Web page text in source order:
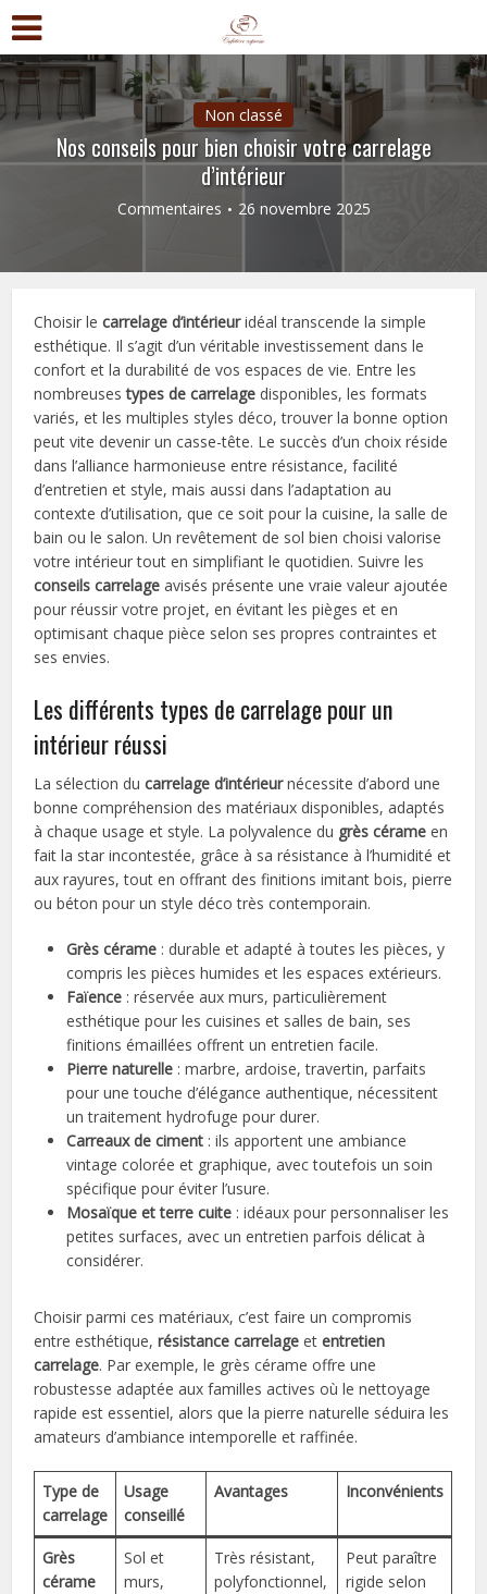
Non classé
Nos conseils pour bien choisir votre carrelage
d’intérieur
Commentaires 26 novembre 2025
Choisir lecarrelage d’intérieuridéal transcende la simple
esthétique. Il s’agit d’un véritable investissement dans le
confort et la durabilité de vos espaces de vie. Entre les
nombreusestypes de carrelage disponibles, les formats
variés, et les multiples styles déco, trouver la bonne option
peut vite devenir un casse-tête. Le succès d’un choix réside
dans l’alliance harmonieuse entre résistance, facilité
d’entretien et style, mais aussi dans l’adaptation au
contexte d’utilisation, que ce soit pour la cuisine, la salle de
bain ou le salon. Un revêtement de sol bien choisi valorise
votre intérieur tout en simplifiant le quotidien. Suivre les
conseils carrelage avisés présente une vraie valeur ajoutée
pour réussir votre projet, en évitant les pièges et en
optimisant chaque pièce selon ses propres contraintes et
ses envies.
Les différents types de carrelage pour un
intérieur réussi
La sélection ducarrelage d’intérieurnécessite d’abord une
bonne compréhension des matériaux disponibles, adaptés
à chaque usage et style. La polyvalence du grès cérame en
fait la star incontestée, grâce à sa résistance à l’humidité et
aux rayures, tout en offrant des finitions imitant bois, pierre
ou béton pour un style déco très contemporain.
Grès cérame : durable et adapté à toutes les pièces, y
compris les pièces humides et les espaces extérieurs.
Faïence : réservée aux murs, particulièrement
esthétique pour les cuisines et salles de bain, ses
finitions émaillées offrent un entretien facile.
Pierre naturelle : marbre, ardoise, travertin, parfaits
pour une touche d’élégance authentique, nécessitent
un traitement hydrofuge pour durer.
Carreaux de ciment : ils apportent une ambiance
vintage colorée et graphique, avec toutefois un soin
spécifique pour éviter l’usure.
Mosaïque et terre cuite : idéaux pour personnaliser les
petites surfaces, avec un entretien parfois délicat à
considérer.
Choisir parmi ces matériaux, c’est faire un compromis
entre esthétique,résistance carrelage etentretien
carrelage. Par exemple, le grès cérame offre une
robustesse adaptée aux familles actives où le nettoyage
rapide est essentiel, alors que la pierre naturelle séduira les
amateurs d’ambiance intemporelle et raffinée.
Type de
carrelage
Usage
conseillé
Avantages Inconvénients
Grès
cérame
Sol et
murs,
Très résistant,
polyfonctionnel,
Peut paraître
rigide selon